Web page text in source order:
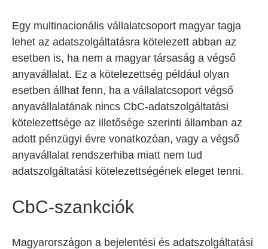
Egy multinacionális vállalatcsoport magyar tagja
lehet az adatszolgáltatásra kötelezett abban az
esetben is, ha nem a magyar társaság a végső
anyavállalat. Ez a kötelezettség például olyan
esetben állhat fenn, ha a vállalatcsoport végső
anyavállalatának nincs CbC-adatszolgáltatási
kötelezettsége az illetősége szerinti államban az
adott pénzügyi évre vonatkozóan, vagy a végső
anyavállalat rendszerhiba miatt nem tud
adatszolgáltatási kötelezettségének eleget tenni.
CbC-szankciók
Magyarországon a bejelentési és adatszolgáltatási